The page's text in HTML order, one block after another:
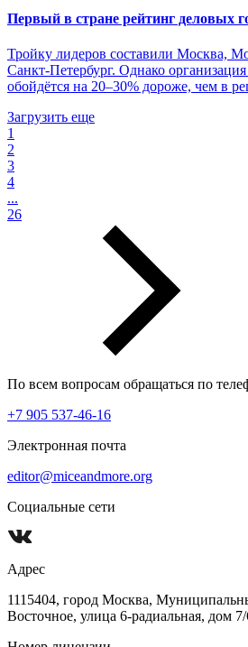
Первый в стране рейтинг деловых
Тройку лидеров составили Москва,
Санкт-Петербург. Однако
обойдётся на 20–30% дороже, чем в
Загрузить еще
1
2
3
4
...
26
По всем вопросам обращаться по
+7 905 537-46-16
Электронная почта
editor@miceandmore.org
Социальные сети
Адрес
1115404, город Москва,
Восточное, улица 6-радиальная, дом